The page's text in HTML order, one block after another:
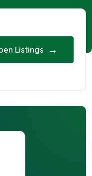
Listings →